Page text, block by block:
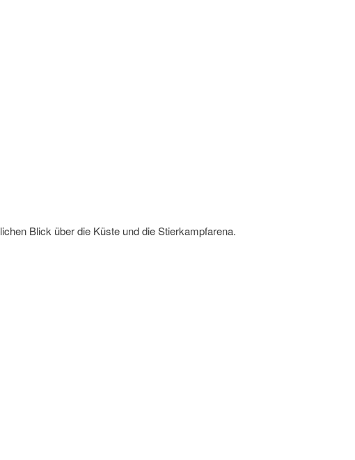
Blick über die Küste und die Stierkampfarena.